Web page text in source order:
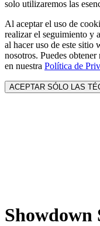
solo utilizaremos las
Al aceptar el uso de
realizar el seguimiento y
al hacer uso de este sitio
nosotros. Puedes
en nuestra Política de
ACEPTAR SÓLO LAS
Showdown